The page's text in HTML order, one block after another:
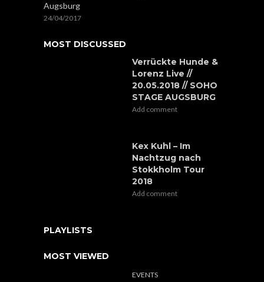
Augsburg
24/04/2017
MOST DISCUSSED
Verrückte Hunde &
Lorenz Live //
20.05.2018 // SOHO
STAGE AUGSBURG
Add comment
Kex Kuhl – Im
Nachtzug nach
Stokkholm Tour
2018
Add comment
PLAYLISTS
MOST VIEWED
EVENTS